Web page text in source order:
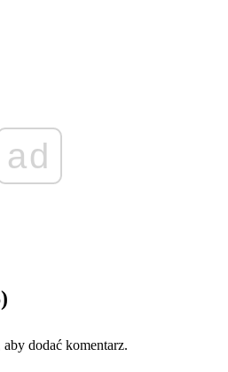
ad
dodać komentarz.